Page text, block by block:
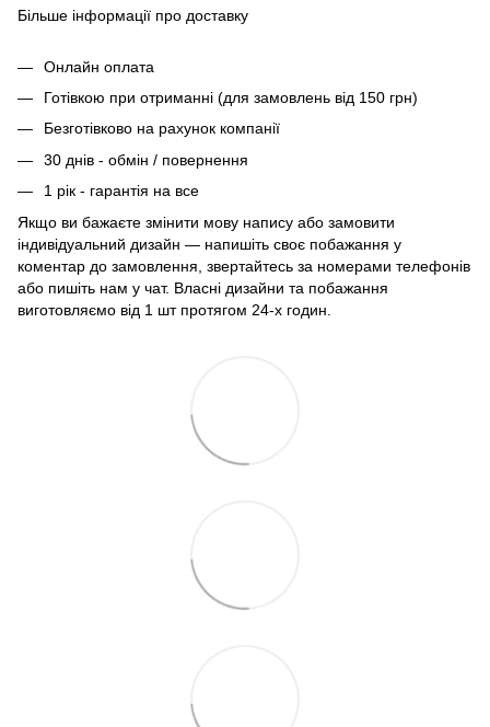
Більше інформації про доставку
Онлайн оплата
Готівкою при отриманні (для замовлень від 150 грн)
Безготівково на рахунок компанії
30 днів - обмін / повернення
1 рік - гарантія на все
Якщо ви бажаєте змінити мову напису або замовити
індивідуальний дизайн — напишіть своє побажання у
коментар до замовлення, звертайтесь за номерами телефонів
або пишіть нам у чат. Власні дизайни та побажання
виготовляємо від 1 шт протягом 24-х годин.